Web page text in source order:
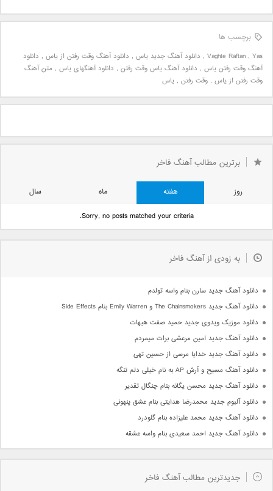
برچسب ها
Vaghte Raftan , Yas
, دانلود آهنگ جدید یاس , دانلود آهنگ وقت رفتن از یاس , دانلود
آهنگ وقت رفتن یاس , دانلود آهنگ یاس وقت رفتن , دانلود آهنگهای یاس , متن آهنگ
وقت رفتن از یاس , وقت رفتن , یاس
برترین مطالب آهنگ فاخر
روز هفته ماه
سال
Sorry, no posts matched your criteria.
به زودی از آهنگ فاخر
دانلود آهنگ جدید سارن بنام واسه تولدم
دانلود آهنگ جدید The Chainsmokers و Emily Warren بنام Side Effects
دانلود موزیک ویدوی جدید حمید صفت هیهات
دانلود آهنگ جدید امین مرعشی برات میمردم
دانلود آهنگ جدید خدایا مرسی از حسین تهی
دانلود آهنگ مسیح و آرش AP به نام خیلی دلم تنگه
دانلود آهنگ جدید محسن یگانه بنام چنگال تقدیر
دانلود آلبوم جدید محمدرضا هدایتی بنام عشق پنهونی
دانلود آهنگ جدید محمد علیزاده بنام گلودرد
دانلود آهنگ جدید احمد سعیدی بنام واسه عشقه
جدیدترین مطالب آهنگ فاخر